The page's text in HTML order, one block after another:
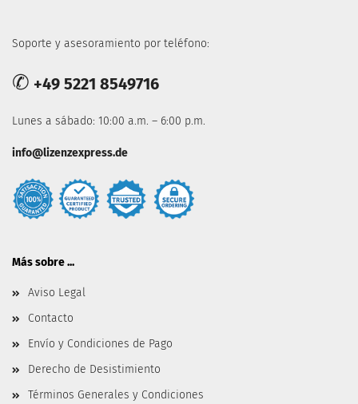
Soporte y asesoramiento por teléfono:
✆ +49 5221 8549716
Lunes a sábado: 10:00 a.m. – 6:00 p.m.
info@lizenzexpress.de
Más sobre ...
Aviso Legal
Contacto
Envío y Condiciones de Pago
Derecho de Desistimiento
Términos Generales y Condiciones